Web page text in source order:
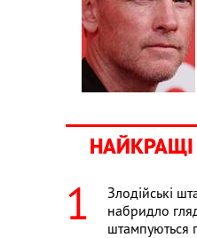
НАЙКРАЩІ
Злодійські
набридло
штампуються